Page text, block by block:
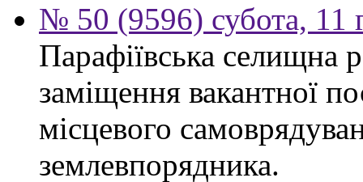
№ 50 (9596) субота, 11
Парафіївська селищна
заміщення вакантної
місцевого
землевпорядника.